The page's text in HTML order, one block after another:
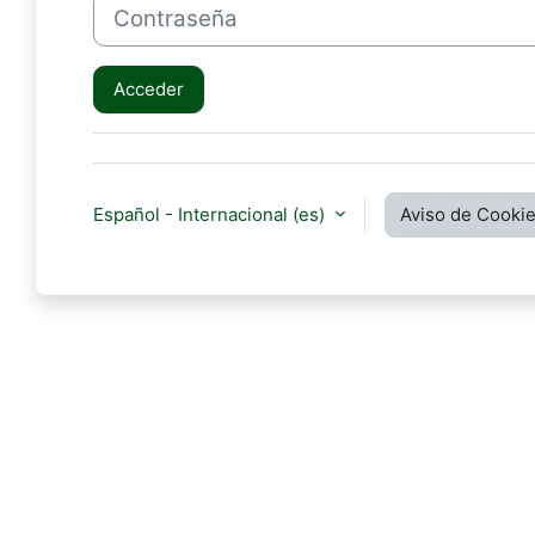
Acceder
Español - Internacional ‎(es)‎ Aviso de